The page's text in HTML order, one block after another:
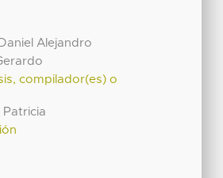
Alejandro
compilador(es) o
Patricia